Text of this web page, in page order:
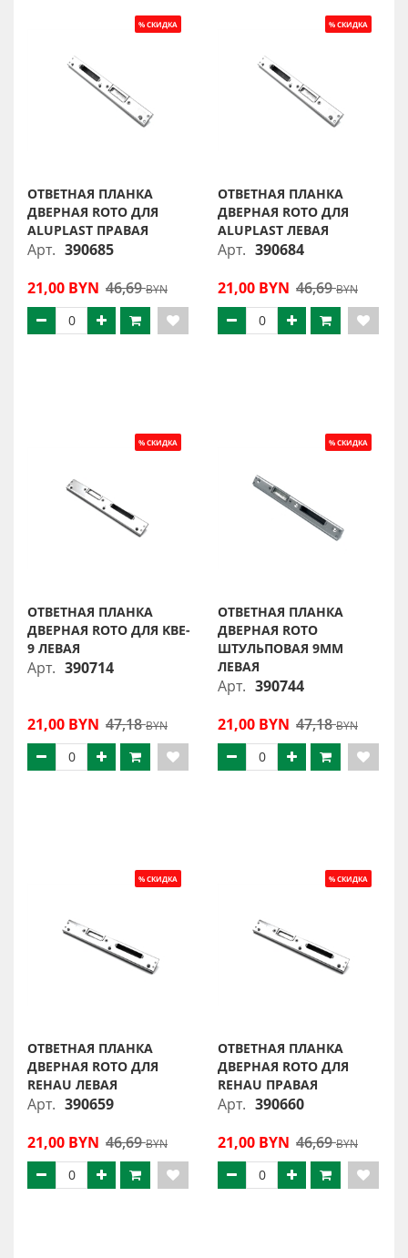
ОТВЕТНАЯ ПЛАНКА
ДВЕРНАЯ ROTO ДЛЯ
ALUPLAST ПРАВАЯ
Арт. 390685
21,00 BYN 46,69BYN
ОТВЕТНАЯ ПЛАНКА
ДВЕРНАЯ ROTO ДЛЯ
ALUPLAST ЛЕВАЯ
Арт. 390684
21,00 BYN 46,69BYN
ОТВЕТНАЯ ПЛАНКА
ДВЕРНАЯ ROTO ДЛЯ KBE-
9 ЛЕВАЯ
Арт. 390714
21,00 BYN 47,18BYN
ОТВЕТНАЯ ПЛАНКА
ДВЕРНАЯ ROTO
ШТУЛЬПОВАЯ 9ММ
ЛЕВАЯ
Арт. 390744
21,00 BYN 47,18BYN
ОТВЕТНАЯ ПЛАНКА
ДВЕРНАЯ ROTO ДЛЯ
REHAU ЛЕВАЯ
Арт. 390659
21,00 BYN 46,69BYN
ОТВЕТНАЯ ПЛАНКА
ДВЕРНАЯ ROTO ДЛЯ
REHAU ПРАВАЯ
Арт. 390660
21,00 BYN 46,69BYN